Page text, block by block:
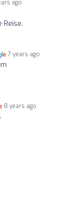
ago
7 years ago
8 years ago